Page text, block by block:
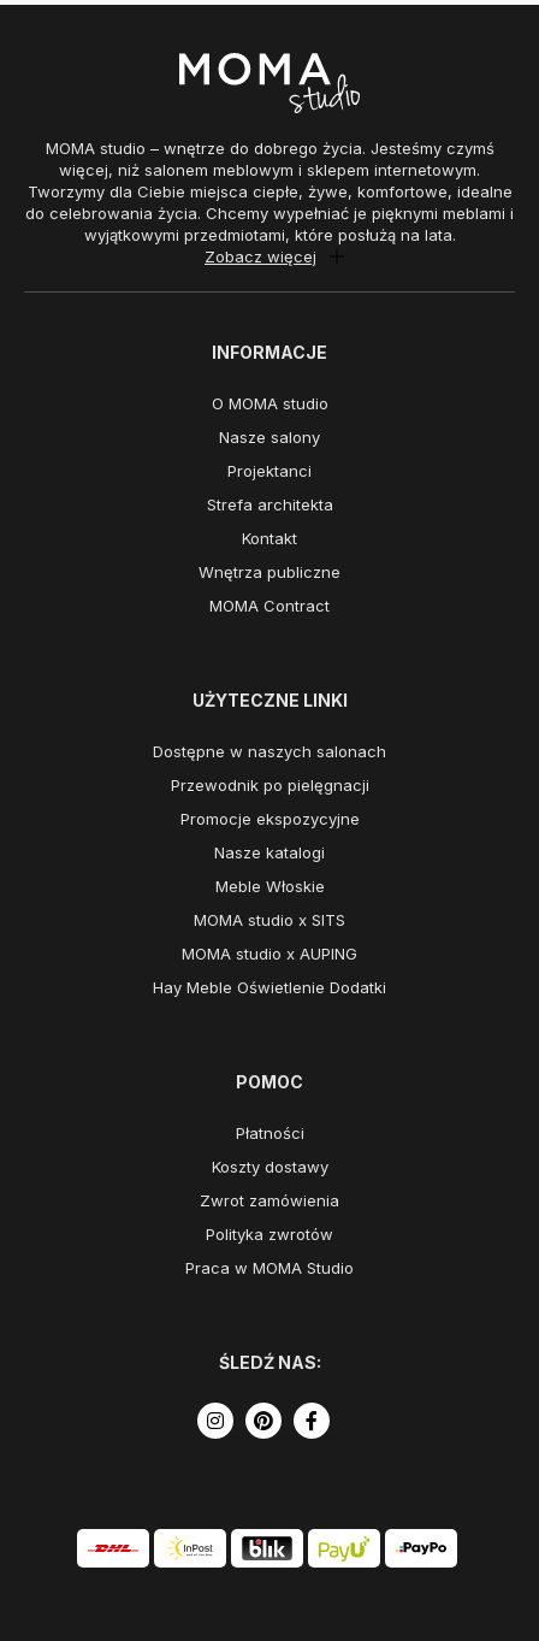
MOMA studio – wnętrze do dobrego życia. Jesteśmy czymś
więcej, niż salonem meblowym i sklepem internetowym.
Tworzymy dla Ciebie miejsca ciepłe, żywe, komfortowe, idealne
do celebrowania życia. Chcemy wypełniać je pięknymi meblami i
wyjątkowymi przedmiotami, które posłużą na lata.
Zobacz więcej
INFORMACJE
O MOMA studio
Nasze salony
Projektanci
Strefa architekta
Kontakt
Wnętrza publiczne
MOMA Contract
UŻYTECZNE LINKI
Dostępne w naszych salonach
Przewodnik po pielęgnacji
Promocje ekspozycyjne
Nasze katalogi
Meble Włoskie
MOMA studio x SITS
MOMA studio x AUPING
Hay Meble Oświetlenie Dodatki
POMOC
Płatności
Koszty dostawy
Zwrot zamówienia
Polityka zwrotów
Praca w MOMA Studio
ŚLEDŹ NAS: